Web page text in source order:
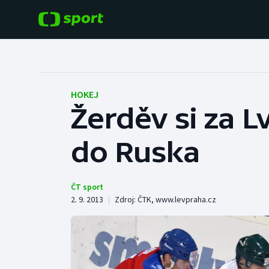
Hokej
Tenis
Cyklistika
Baseball a softbal
Basketbal
Boby a skeleton
Box
HOKEJ
Žerděv si za
do Ruska
ČT sport
2. 9. 2013 | Zdroj: ČTK, www.levpraha.cz